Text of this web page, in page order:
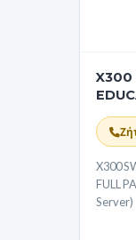
X300
X300
FULL
Server)